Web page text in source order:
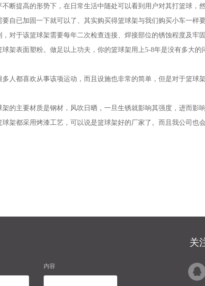
断提高的形势下，在日常生活中随处可以看到用户对其打篮球，
自已加固一下就可以了、其实购买得篮球架与我们购买小车一样
对于该篮球架需要每年二次检查连接、焊接部位的锈蚀程度及牢
架表面塑粉。做足以上功夫，你的篮球架用上5-8年是没有多大的
人都喜欢从事该项运动，而且设施也非常的简单，但是对于篮球
的主要材质是钢材，风吹日晒，一旦生锈就影响其强度，进而影
架都采用烤漆工艺，可以说是篮球架好的厂家了。而且我公司也
关
内容